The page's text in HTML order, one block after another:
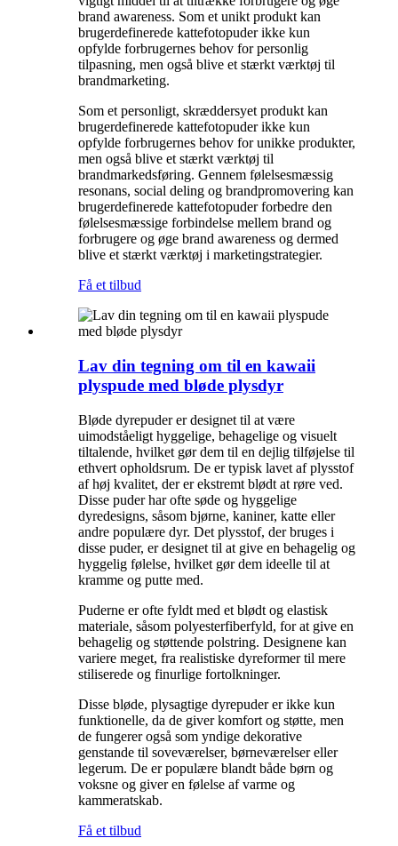
brand awareness. Som et unikt produkt kan
brugerdefinerede kattefotopuder ikke kun
opfylde forbrugernes behov for personlig
tilpasning, men også blive et stærkt værktøj til
brandmarketing.
Som et personligt, skræddersyet produkt kan
brugerdefinerede kattefotopuder ikke kun
opfylde forbrugernes behov for unikke produkter,
men også blive et stærkt værktøj til
brandmarkedsføring. Gennem følelsesmæssig
resonans, social deling og brandpromovering kan
brugerdefinerede kattefotopuder forbedre den
følelsesmæssige forbindelse mellem brand og
forbrugere og øge brand awareness og dermed
blive et stærkt værktøj i marketingstrategier.
Få et tilbud
Lav din tegning om til en kawaii
plyspude med bløde plysdyr
Bløde dyrepuder er designet til at være
uimodståeligt hyggelige, behagelige og visuelt
tiltalende, hvilket gør dem til en dejlig tilføjelse til
ethvert opholdsrum. De er typisk lavet af plysstof
af høj kvalitet, der er ekstremt blødt at røre ved.
Disse puder har ofte søde og hyggelige
dyredesigns, såsom bjørne, kaniner, katte eller
andre populære dyr. Det plysstof, der bruges i
disse puder, er designet til at give en behagelig og
hyggelig følelse, hvilket gør dem ideelle til at
kramme og putte med.
Puderne er ofte fyldt med et blødt og elastisk
materiale, såsom polyesterfiberfyld, for at give en
behagelig og støttende polstring. Designene kan
variere meget, fra realistiske dyreformer til mere
stiliserede og finurlige fortolkninger.
Disse bløde, plysagtige dyrepuder er ikke kun
funktionelle, da de giver komfort og støtte, men
de fungerer også som yndige dekorative
genstande til soveværelser, børneværelser eller
legerum. De er populære blandt både børn og
voksne og giver en følelse af varme og
kammeratskab.
Få et tilbud